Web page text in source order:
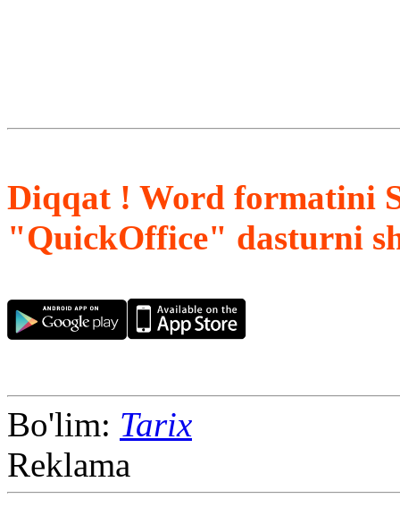
Diqqat ! Word formatini
"QuickOffice" dasturni
Bo'lim: Tarix
Reklama